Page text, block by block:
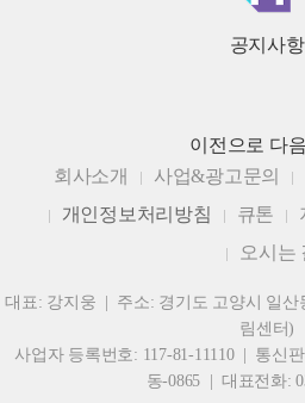
공지사항
이전으로 다
회사소개
사업&광고문의
개인정보처리방침
큐톤
오시는
대표: 강지웅 | 주소: 경기도 고양시 일산
림센터)
사업자 등록번호: 117-81-11110 | 통신
동-0865 | 대표전화: